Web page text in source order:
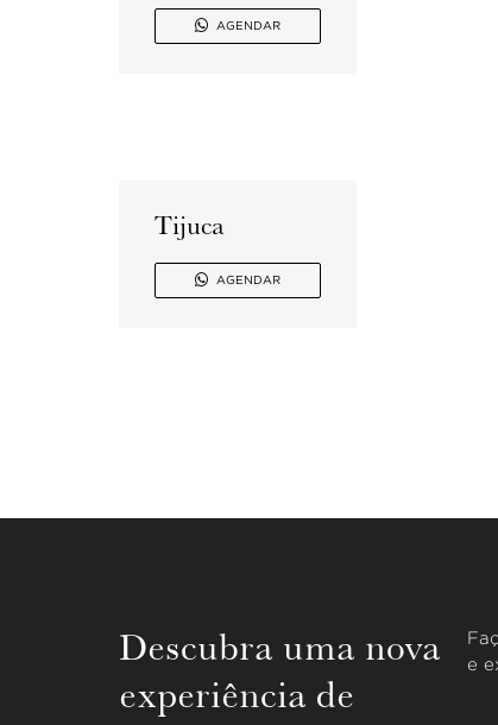
 AGENDAR
Tijuca
 AGENDAR
Descubra uma nova
experiência de
e